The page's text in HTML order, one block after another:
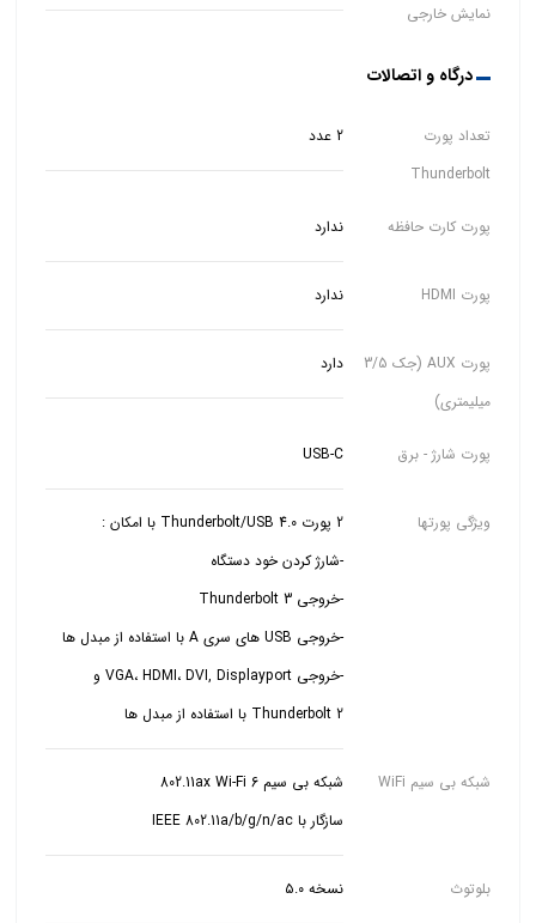
نمایش خارجی
درگاه و اتصالات
تعداد پورت
Thunderbolt
2 عدد
پورت کارت حافظه ندارد
پورت HDMI ندارد
پورت AUX (جک 3/5
میلیمتری)
دارد
پورت شارژ - برق USB-C
ویژگی پورتها
-خروجی USB های سری A با استفاده از مبدل ها
-خروجی VGA، HDMI، DVI, Displayport و
Thunderbolt 2 با استفاده از مبدل ها
شبکه بی سیم WiFi
شبکه بی سیم 802.11ax Wi-Fi 6
سازگار با IEEE 802.11a/b/g/n/ac
بلوتوث نسخه ۵.۰